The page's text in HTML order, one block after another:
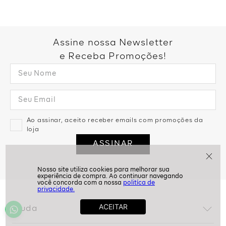
politíca de
privacidade.
Assine nossa Newsletter
e Receba Promoções!
Ao assinar, aceito receber emails com promoções da
loja
ASSINAR
Ajuda